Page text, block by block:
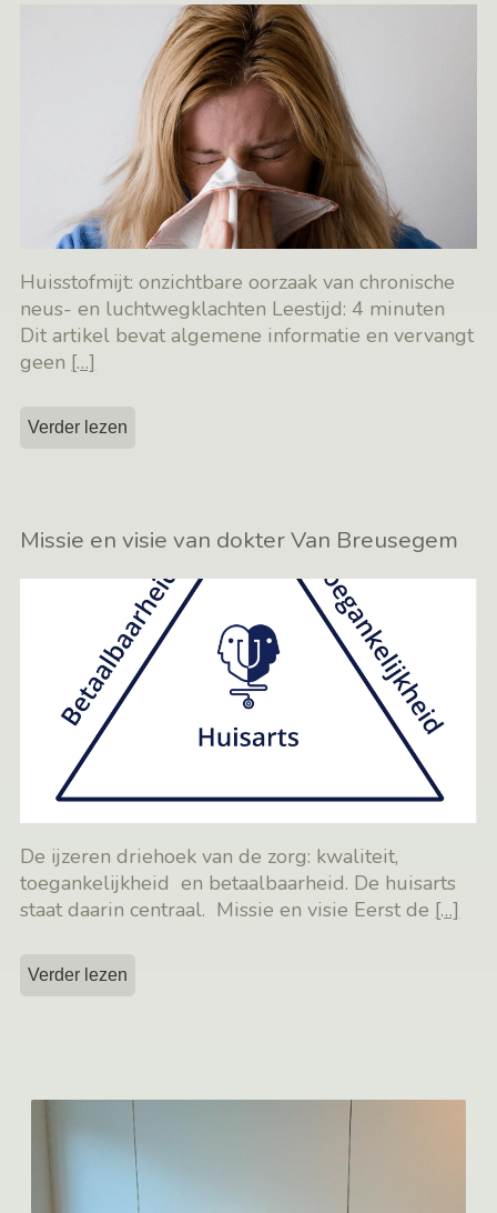
Huisstofmijt: onzichtbare oorzaak van chronische
neus- en luchtwegklachten Leestijd: 4 minuten
Dit artikel bevat algemene informatie en vervangt
geen […]
Verder lezen
Missie en visie van dokter Van Breusegem
De ijzeren driehoek van de zorg: kwaliteit,
toegankelijkheid en betaalbaarheid. De huisarts
staat daarin centraal. Missie en visie Eerst de […]
Verder lezen